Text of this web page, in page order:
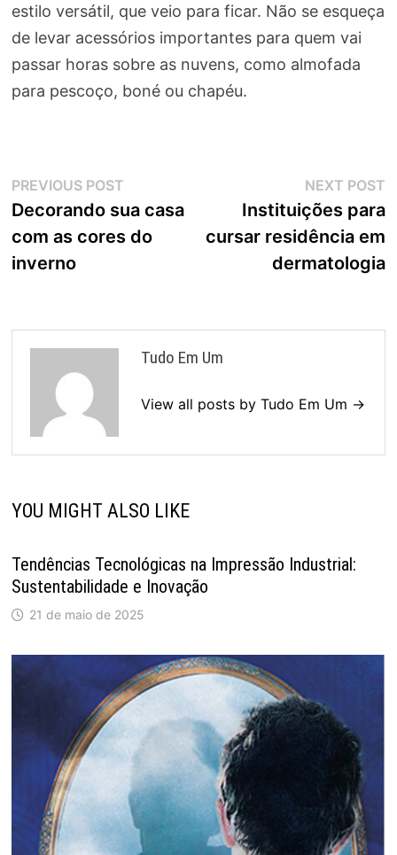
estilo versátil, que veio para ficar. Não se esqueça
de levar acessórios importantes para quem vai
passar horas sobre as nuvens, como almofada
para pescoço, boné ou chapéu.
Navegação
de
Post
PREVIOUS POSTPrevious
post:
Decorando sua casa
com as cores do
inverno
NEXT POST
Instituições para
cursar residência em
dermatologia
Tudo Em Um
View all posts by Tudo Em Um →
YOU MIGHT ALSO LIKE
Tendências Tecnológicas na Impressão Industrial:
Sustentabilidade e Inovação
21 de maio de 2025